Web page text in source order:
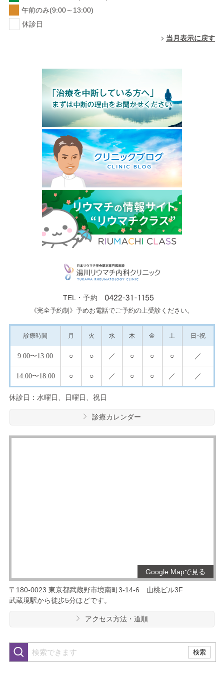
午前のみ(9:00～13:00)
休診日
当月表示に戻す
TEL・予約
《完全予約制》予めお電話でご予約の上受診ください。
診療時間 月 火 水 木 金 土 日･祝
9:00〜13:00 ○ ○ ／ ○ ○ ○ ／
14:00〜18:00 ○ ○ ／ ○ ○ ／ ／
休診日：水曜日、日曜日、祝日
診療カレンダー
Google Mapで見る
〒180-0023 東京都武蔵野市境南町3-14-6
山桃ビル3F
武蔵境駅から徒歩5分ほどです。
アクセス方法・道順